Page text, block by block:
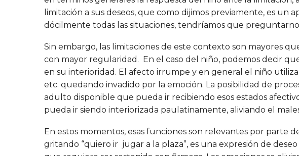
limitación a sus deseos, que como dijimos previamente, es
dócilmente todas las situaciones, tendríamos que
Sin embargo, las limitaciones de este contexto son mayores
con mayor regularidad. En el caso del niño, podemos decir
en su interioridad. El afecto irrumpe y en general el niño
etc. quedando invadido por la emoción. La posibilidad de
adulto disponible que pueda ir recibiendo esos estados
pueda ir siendo interiorizada paulatinamente, aliviando el
En estos momentos, esas funciones son relevantes por parte
gritando “quiero ir jugar a la plaza”, es una expresión de